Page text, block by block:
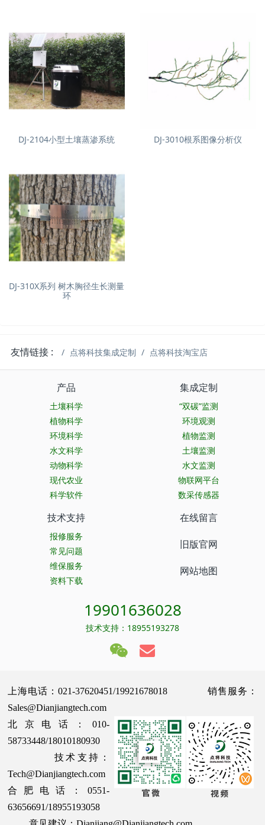
DJ-2104小型土壤蒸渗系统 DJ-3010根系图像分析仪
DJ-310X系列 树木胸径生长测量
环
友情链接 : 点将科技集成定制 点将科技淘宝店
产品
土壤科学
植物科学
环境科学
水文科学
动物科学
现代农业
科学软件
集成定制
“双碳”监测
环境观测
植物监测
土壤监测
水文监测
物联网平台
数采传感器
技术支持
报修服务
常见问题
维保服务
资料下载
在线留言
旧版官网
网站地图
19901636028
技术支持：18955193278
上海电话：021-37620451/19921678018 销售服务：
Sales@Dianjiangtech.com
北京电话：010-
58733448/18010180930
技术支持：
Tech@Dianjiangtech.com
合肥电话：0551-
63656691/18955193058